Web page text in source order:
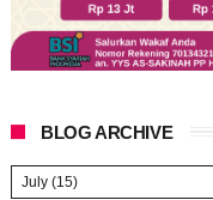
BLOG ARCHIVE